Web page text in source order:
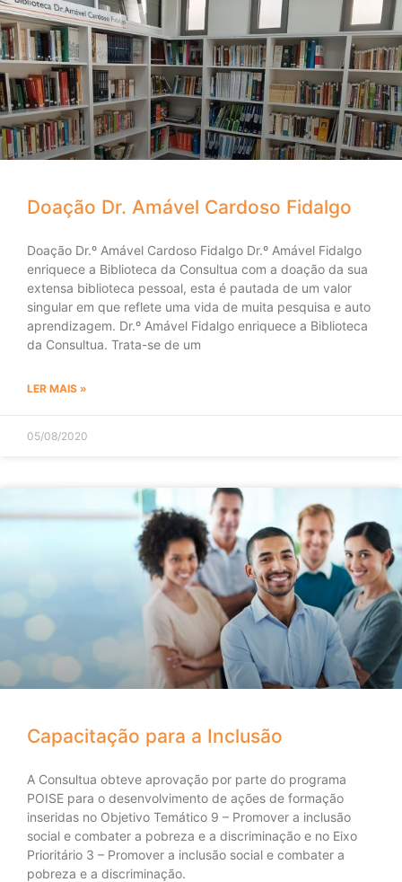
Doação Dr. Amável Cardoso Fidalgo
Doação Dr.º Amável Cardoso Fidalgo Dr.º Amável Fidalgo
enriquece a Biblioteca da Consultua com a doação da sua
extensa biblioteca pessoal, esta é pautada de um valor
singular em que reflete uma vida de muita pesquisa e auto
aprendizagem. Dr.º Amável Fidalgo enriquece a Biblioteca
da Consultua. Trata-se de um
LER MAIS »
05/08/2020
Capacitação para a Inclusão
A Consultua obteve aprovação por parte do programa
POISE para o desenvolvimento de ações de formação
inseridas no Objetivo Temático 9 – Promover a inclusão
social e combater a pobreza e a discriminação e no Eixo
Prioritário 3 – Promover a inclusão social e combater a
pobreza e a discriminação.